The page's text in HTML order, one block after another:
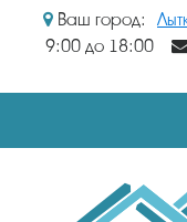
Ваш город:
9:00 до 18:00